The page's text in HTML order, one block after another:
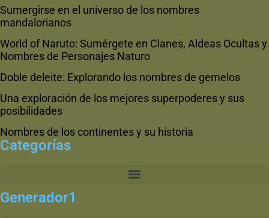
Sumergirse en el universo de los nombres
mandalorianos
World of Naruto: Sumérgete en Clanes, Aldeas Ocultas y
Nombres de Personajes Naturo
Doble deleite: Explorando los nombres de gemelos
Una exploración de los mejores superpoderes y sus
posibilidades
Nombres de los continentes y su historia
Categorías
Generador1